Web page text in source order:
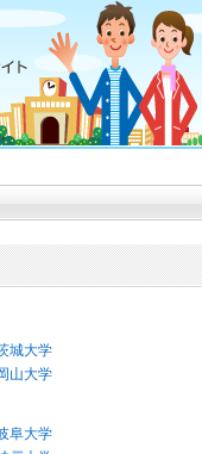
城大学
山大学
阜大学